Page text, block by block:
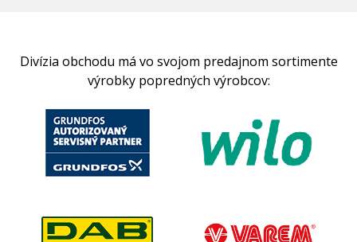
Divízia obchodu má vo svojom predajnom sortimente
výrobky popredných výrobcov: